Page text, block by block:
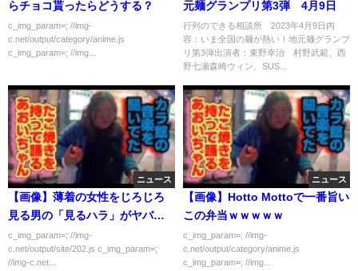
らチョコ貰ったらどうする？
c_img_param=; //img-
c.net/output/category/anime.js
c_img_param=; //img...
元麺グランプリ第3弾 4月9日
行列のできる相談所 2023年4月9日内
容：いま全国の麺が熱い！地元麺グランプ
リ第3弾出演者：東野幸治 村野武範、西
野七瀬森崎ウィン、SUS...
ニュース
【画像】薄着の女性をじろじろ
見る男の「見るハラ」がヤバ過
ぎるｗｗｗｗｗ
c_img_param=; //img-
c.net/output/site/202.js c_img_param=;
//img-c.net...
ニュース
【画像】Hotto Mottoで一番旨い
この弁当ｗｗｗｗｗ
c_img_param=; //img-
c.net/output/category/anime.js
c_img_param=; //img...